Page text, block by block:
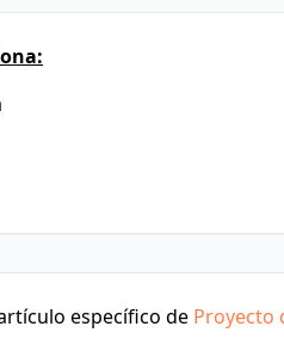
específico de Proyecto